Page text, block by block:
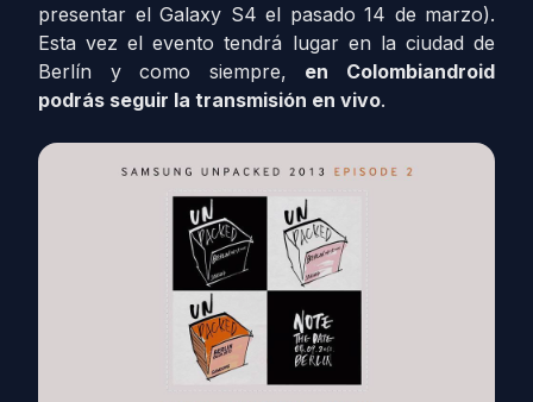
presentar el Galaxy S4 el pasado 14 de marzo).
Esta vez el evento tendrá lugar en la ciudad de
Berlín y como siempre, en Colombiandroid
podrás seguir la transmisión en vivo.